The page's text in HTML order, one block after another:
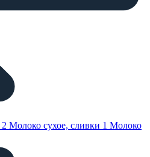
2 Молоко сухое, сливки 1 Молоко